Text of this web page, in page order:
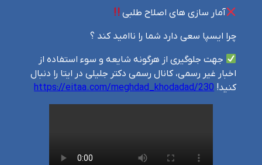
آمار سازی های اصلاح طلبی
چرا ایسپا سعی دارد شما را ناامید کند ؟
جهت جلوگیری از هرگونه شایعه و سوء استفاده از
اخبار غیر رسمی، کانال رسمی دکتر جلیلی در ایتا را دنبال
کنید! https://eitaa.com/meghdad_khodadad/230